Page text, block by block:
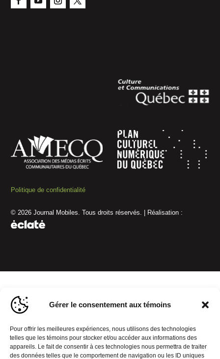
Gérer le consentement aux témoins
Pour offrir les meilleures expériences, nous utilisons des technologies
telles que les témoins pour stocker et/ou accéder aux informations des
appareils. Le fait de consentir à ces technologies nous permettra de traiter
des données telles que le comportement de navigation ou les ID uniques
Politique de confidentialité
© 2026 Journal Mobiles. Tous droits réservés. | Réalisation :